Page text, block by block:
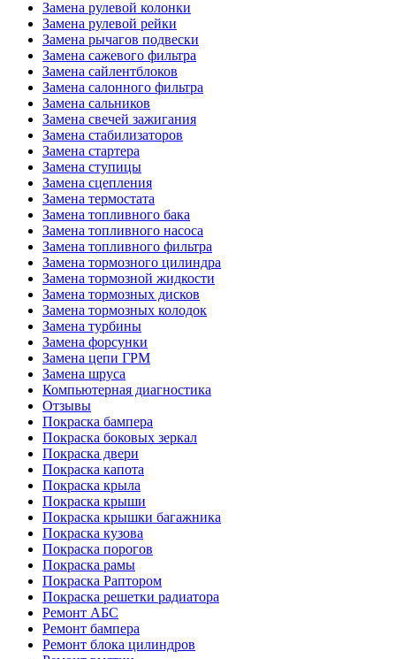
Замена рулевой колонки
Замена рулевой рейки
Замена рычагов подвески
Замена сажевого фильтра
Замена сайлентблоков
Замена салонного фильтра
Замена сальников
Замена свечей зажигания
Замена стабилизаторов
Замена стартера
Замена ступицы
Замена сцепления
Замена термостата
Замена топливного бака
Замена топливного насоса
Замена топливного фильтра
Замена тормозного цилиндра
Замена тормозной жидкости
Замена тормозных дисков
Замена тормозных колодок
Замена турбины
Замена форсунки
Замена цепи ГРМ
Замена шруса
Компьютерная диагностика
Отзывы
Покраска бампера
Покраска боковых зеркал
Покраска двери
Покраска капота
Покраска крыла
Покраска крыши
Покраска крышки багажника
Покраска кузова
Покраска порогов
Покраска рамы
Покраска Раптором
Покраска решетки радиатора
Ремонт АБС
Ремонт бампера
Ремонт блока цилиндров